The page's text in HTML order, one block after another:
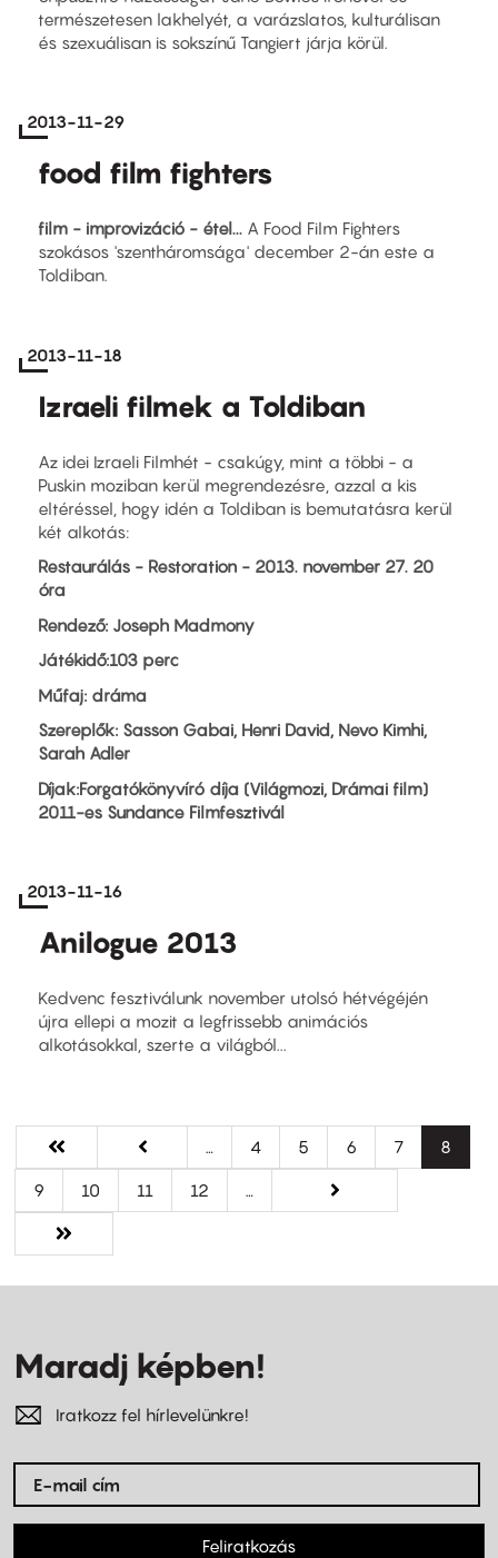
természetesen lakhelyét, a varázslatos, kulturálisan
és szexuálisan is sokszínű Tangiert járja körül.
2013-11-29
food film fighters
film - improvizáció - étel... A Food Film Fighters
szokásos 'szentháromsága' december 2-án este a
Toldiban.
2013-11-18
Izraeli filmek a Toldiban
Az idei Izraeli Filmhét - csakúgy, mint a többi - a
Puskin moziban kerül megrendezésre, azzal a kis
eltéréssel, hogy idén a Toldiban is bemutatásra kerül
két alkotás:
Restaurálás - Restoration - 2013. november 27. 20
óra
Rendező: Joseph Madmony
Játékidő:103 perc
Műfaj: dráma
Szereplők: Sasson Gabai, Henri David, Nevo Kimhi,
Sarah Adler
Díjak:Forgatókönyvíró díja (Világmozi, Drámai film)
2011-es Sundance Filmfesztivál
2013-11-16
Anilogue 2013
Kedvenc fesztiválunk november utolsó hétvégéjén
újra ellepi a mozit a legfrissebb animációs
alkotásokkal, szerte a világból...
Oldalszámozás
Első
oldal
« Első
Előző
oldal
‹ előző Oldal
4 Oldal
5 Oldal
6 Oldal
7
oldal
8
Oldal
9 Oldal
10 Oldal
11 Oldal
12
Következő
oldal
következő ›
Utolsó
oldal
Utolsó »
Maradj képben!
Iratkozz fel hírlevelünkre!
Feliratkozás